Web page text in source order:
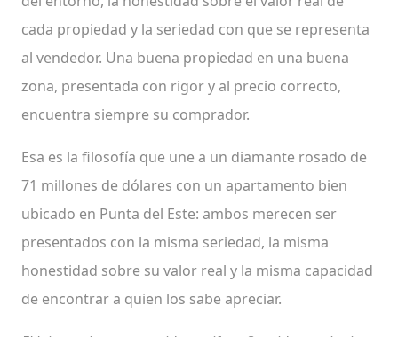
cada propiedad y la seriedad con que se representa
al vendedor. Una buena propiedad en una buena
zona, presentada con rigor y al precio correcto,
encuentra siempre su comprador.
Esa es la filosofía que une a un diamante rosado de
71 millones de dólares con un apartamento bien
ubicado en Punta del Este: ambos merecen ser
presentados con la misma seriedad, la misma
honestidad sobre su valor real y la misma capacidad
de encontrar a quien los sabe apreciar.